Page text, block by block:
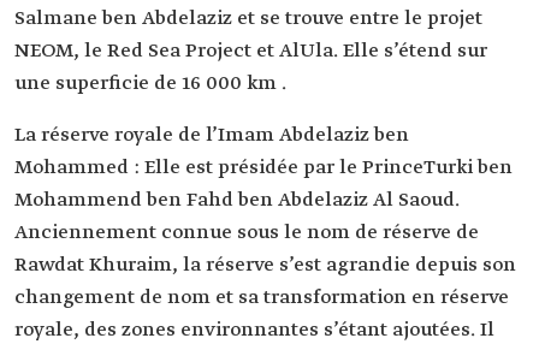
Salmane ben Abdelaziz et se trouve entre le projet
NEOM, le Red Sea Project et AlUla. Elle s’étend sur
une superficie de 16 000 km .
La réserve royale de l’Imam Abdelaziz ben
Mohammed : Elle est présidée par le PrinceTurki ben
Mohammend ben Fahd ben Abdelaziz Al Saoud.
Anciennement connue sous le nom de réserve de
Rawdat Khuraim, la réserve s’est agrandie depuis son
changement de nom et sa transformation en réserve
royale, des zones environnantes s’étant ajoutées. Il